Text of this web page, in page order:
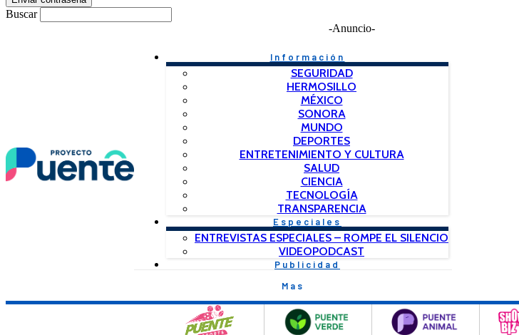
Buscar
-Anuncio-
Información
SEGURIDAD
HERMOSILLO
MÉXICO
SONORA
MUNDO
DEPORTES
ENTRETENIMIENTO Y CULTURA
SALUD
CIENCIA
TECNOLOGÍA
TRANSPARENCIA
Especiales
ENTREVISTAS ESPECIALES – ROMPE EL SILENCIO
VIDEOPODCAST
Publicidad
Mas